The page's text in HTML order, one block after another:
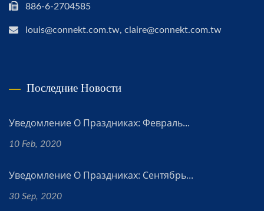
886-6-2704585
louis@connekt.com.tw, claire@connekt.com.tw
Последние Новости
Уведомление О Праздниках: Февраль...
10 Feb, 2020
Уведомление О Праздниках: Сентябрь...
30 Sep, 2020